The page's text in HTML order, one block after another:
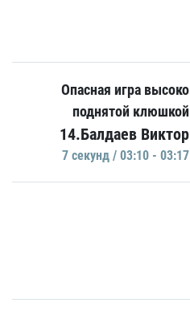
Опасная игра высоко
поднятой клюшкой
14.Балдаев Виктор
7 секунд / 03:10 - 03:17